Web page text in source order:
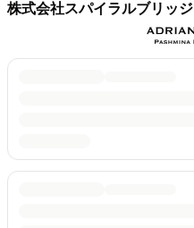
株式会社スパイラルブリッジ